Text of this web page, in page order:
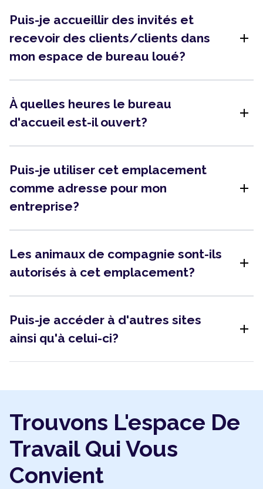
Puis-je accueillir des invités et
recevoir des clients/clients dans
mon espace de bureau loué?
add
À quelles heures le bureau
d'accueil est-il ouvert?
add
Puis-je utiliser cet emplacement
comme adresse pour mon
entreprise?
add
Les animaux de compagnie sont-ils
autorisés à cet emplacement?
add
Puis-je accéder à d'autres sites
ainsi qu'à celui-ci?
add
Trouvons L'espace De
Travail Qui Vous
Convient